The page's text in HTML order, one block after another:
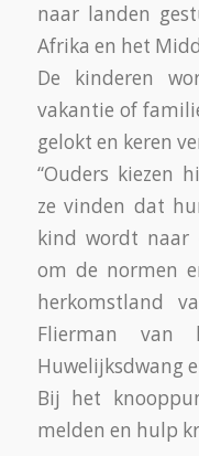
naar landen
Afrika en het
De kinderen
vakantie of
gelokt en keren
“Ouders kiezen
ze vinden dat
kind wordt naar
om de normen
herkomstland
Flierman van
Huwelijksdwang
Bij het
melden en hulp